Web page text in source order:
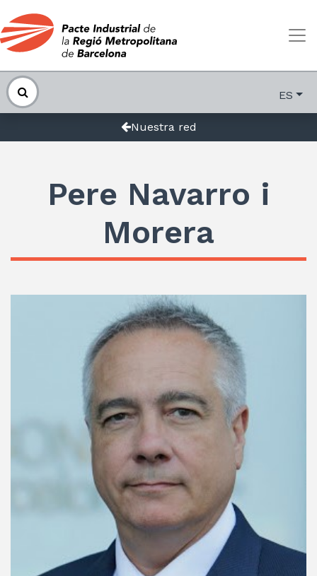
ES
Nuestra red
Pere Navarro i
Morera